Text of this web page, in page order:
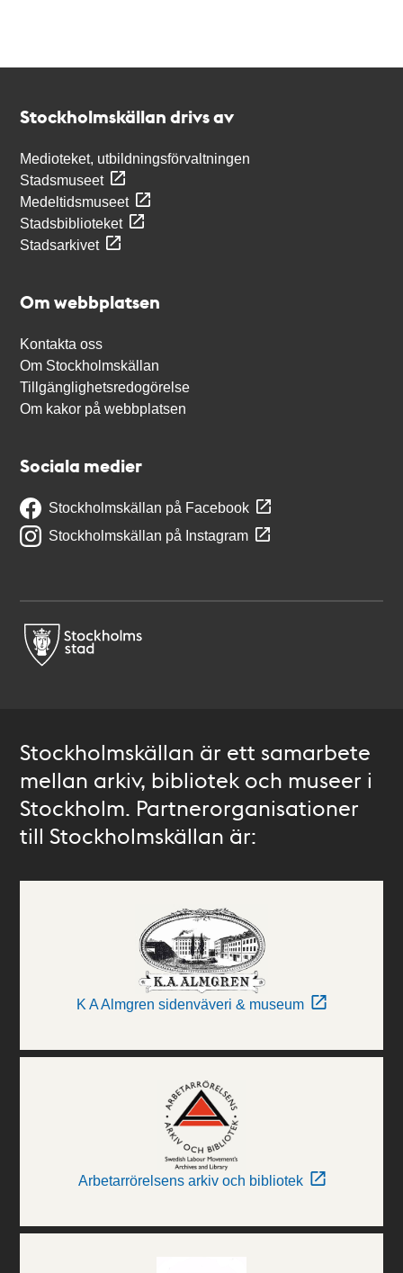
Stockholmskällan drivs av
Medioteket, utbildningsförvaltningen
Stadsmuseet
Medeltidsmuseet
Stadsbiblioteket
Stadsarkivet
Om webbplatsen
Kontakta oss
Om Stockholmskällan
Tillgänglighetsredogörelse
Om kakor på webbplatsen
Sociala medier
Stockholmskällan på Facebook
Stockholmskällan på Instagram
Stockholmskällan är ett samarbete
mellan arkiv, bibliotek och museer i
Stockholm. Partnerorganisationer
till Stockholmskällan är:
K A Almgren sidenväveri & museum
Arbetarrörelsens arkiv och bibliotek